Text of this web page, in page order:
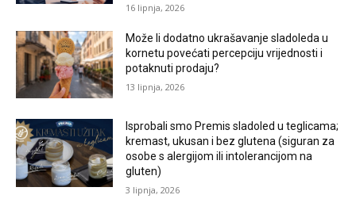
16 lipnja, 2026
Može li dodatno ukrašavanje sladoleda u
kornetu povećati percepciju vrijednosti i
potaknuti prodaju?
13 lipnja, 2026
Isprobali smo Premis sladoled u teglicama;
kremast, ukusan i bez glutena (siguran za
osobe s alergijom ili intolerancijom na
gluten)
3 lipnja, 2026